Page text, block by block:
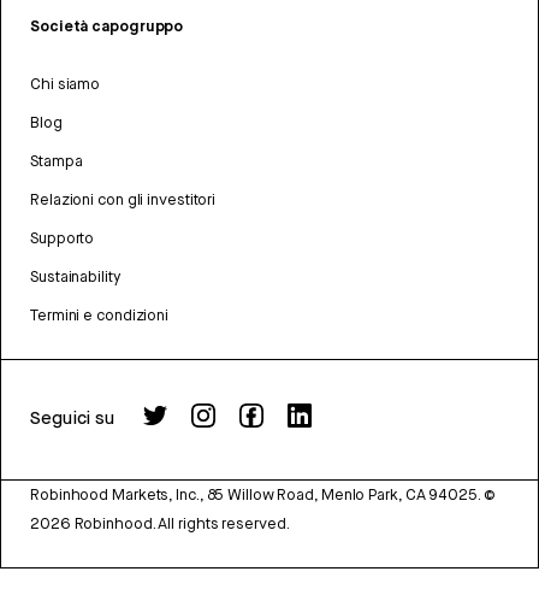
Società capogruppo
Chi siamo
Blog
Stampa
Relazioni con gli investitori
Supporto
Sustainability
Termini e condizioni
Seguici su
Robinhood Markets, Inc., 85 Willow Road, Menlo Park, CA 94025. ©
2026 Robinhood. All rights reserved.